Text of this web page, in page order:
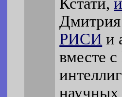
Кстати,
РИСИ и
вместе
научных